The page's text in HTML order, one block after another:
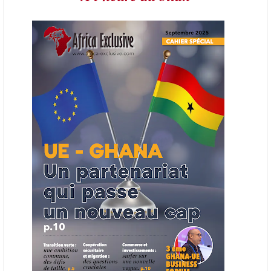
en place une plateforme numérique destinée à donner la priorité aux
entreprises du continent dans les marchés du secteur énergétique.
Cet outil permettra de recenser les entreprises africaines opérant dans
la chaîne de valeur énergétique et de publier des appels d’offres
ouverts en priorité aux sociétés du continent. Le projet est en phase
finale de développement et devrait aboutir, d’ici fin 2026 ou début
2027, à un bulletin africain des appels d’offres dans le secteur de
l’énergie.
06/06/26 AFRICA FINANCE CORPORATION
Cette semaine, Africa Finance Corporation (AFC) a annoncé avoir
bouclé un prêt syndiqué de 2 milliards de dollars, la plus importante
levée de son histoire. Initialement calibrée à 1,6 milliard, l'opération a
été relevée de 400 millions face à l'afflux des souscriptions de
banques internationales. Plus du tiers des fonds proviennent
d'institutions financières asiatiques, à parts égales avec l'Europe.
L'Asie-Pacifique et l'Europe pèsent chacune 35 % du tour de table,
devant le Moyen-Orient (25 %) et l'Afrique (5 %), selon le communiqué
de l'institution panafricaine, qui compte 48 pays membres.